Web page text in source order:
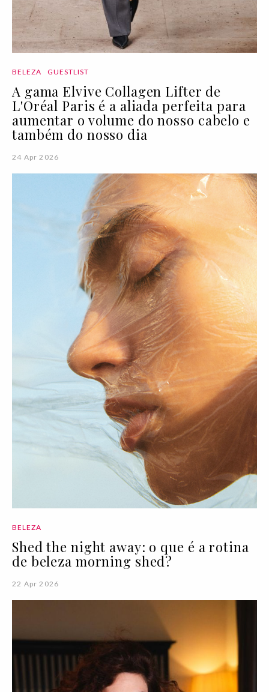
BELEZA GUESTLIST
A gama Elvive Collagen Lifter de
L'Oréal Paris é a aliada perfeita para
aumentar o volume do nosso cabelo e
também do nosso dia
24 Apr 2026
BELEZA
Shed the night away: o que é a rotina
de beleza morning shed?
22 Apr 2026